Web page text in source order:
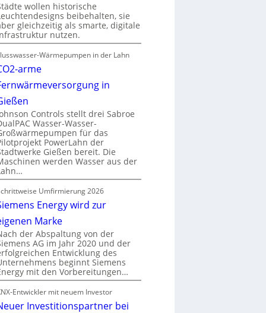
wollen historische
beibehalten, sie
gleichzeitig als smarte, digitale
nutzen.
Wärmepumpen in der Lahn
arme
in
Controls stellt drei Sabroe
Wasser-Wasser-
für das
PowerLahn der
Gießen bereit. Die
werden Wasser aus der
Umfirmierung 2026
Energy wird zur
Marke
der Abspaltung von der
AG im Jahr 2020 und der
Entwicklung des
beginnt Siemens
mit den Vorbereitungen…
Entwickler mit neuem Investor
Investitionspartner bei